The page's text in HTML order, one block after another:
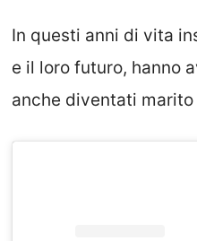
In questi anni di vita
e il loro futuro, hanno
anche diventati marito